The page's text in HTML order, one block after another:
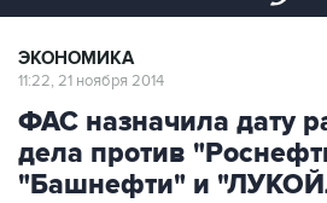
ЭКОНОМИКА
11:22, 21 ноября 2014
ФАС назначила дату
дела против
"Башнефти" и